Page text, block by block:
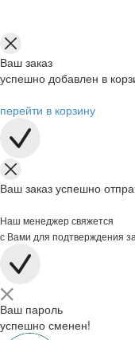
Ваш заказ
успешно добавлен в
перейти в корзину
Ваш заказ успешно
Наш менеджер свяжется
с Вами для подтверждения
Ваш пароль
успешно сменен!